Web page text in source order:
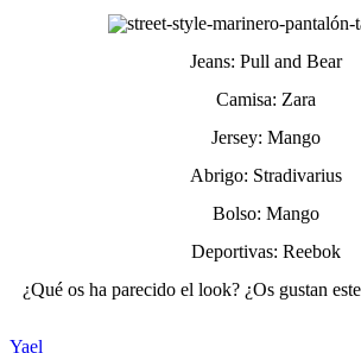
Jeans: Pull and Bear
Camisa: Zara
Jersey: Mango
Abrigo: Stradivarius
Bolso: Mango
Deportivas: Reebok
¿Qué os ha parecido el look? ¿Os gustan
Yael